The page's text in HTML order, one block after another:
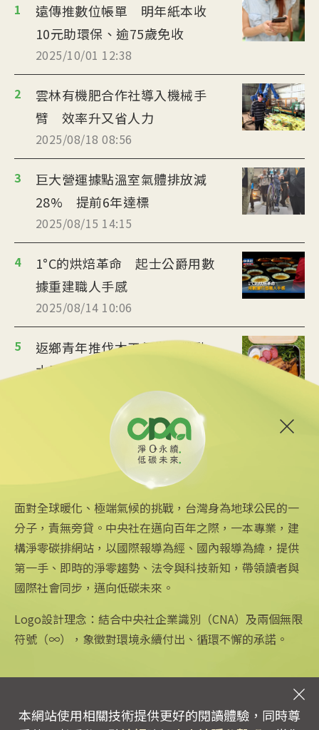
1
遠傳推數位帳單 明年紙本收
10元助環保、逾75歲免收
2025/10/01 12:38
2
雲林有機肥合作社導入機械手
臂 效率升又省人力
2025/08/18 08:56
3
巨大營運據點溫室氣體排放減
28% 提前6年達標
2025/08/15 14:15
4
1°C的烘焙革命 起士公爵用數
據重建職人手感
2025/08/14 10:06
5
返鄉青年推伐木工便當 帶動
水里觀光與減碳經濟
台中智慧停車無紙化9/8上線
2025/08/11 18:54
專線：0800-256-688 | 信箱：services@mail.cna.com.tw
中央社網站
中央通訊社
Focus Taiwan
フォーカス台湾
關注更多
友善連結
Android app 下載
公司簡介
企業識別
公開資訊
面對全球暖化、極端氣候的挑戰，台灣身為地球公民的一
分子，責無旁貸。中央社在邁向百年之際，一本專業，建
構淨零碳排網站，以國際報導為經、國內報導為緯，提供
第一手、即時的淨零趨勢、法令與科技新知，帶領讀者與
國際社會同步，邁向低碳未來。
Logo設計理念：結合中央社企業識別（CNA）及兩個無限
符號（∞），象徵對環境永續付出、循環不懈的承諾。
本網站使用相關技術提供更好的閱讀體驗，同時尊